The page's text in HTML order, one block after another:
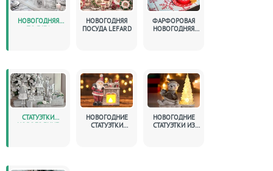
НОВОГОДНЯЯ
ПОСУДА
НОВОГОДНЯЯ
ПОСУДА LEFARD
ФАРФОРОВАЯ
НОВОГОДНЯЯ
СТАТУЭТКИ
НОВОГОДНИЕ
НОВОГОДНИЕ
СТАТУЭТКИ
НОВОГОДНИЕ
СТАТУЭТКИ ИЗ